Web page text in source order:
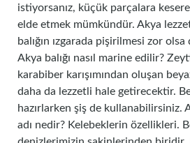
istiyorsanız, küçük parçalara
elde etmek mümkündür. Akya
balığın ızgarada pişirilmesi zor
Akya balığı nasıl marine edilir?
karabiber karışımından oluşan
daha da lezzetli hale getirecektir.
hazırlarken şiş de kullanabilirsiniz.
adı nedir? Kelebeklerin özellikleri.